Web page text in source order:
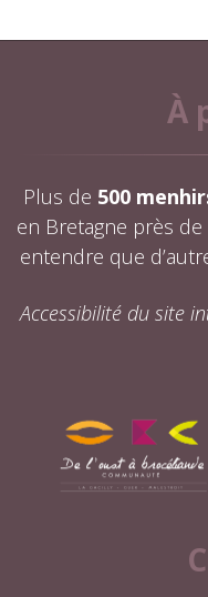
À
Plus de 500
en Bretagne près
entendre que
Accessibilité du site